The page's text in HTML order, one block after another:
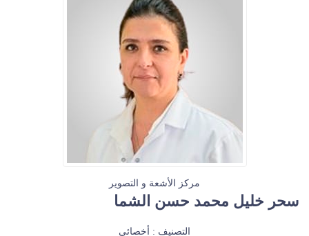
مركز الأشعة و التصوير
سحر خليل محمد حسن الشما
التصنيف : أخصائي